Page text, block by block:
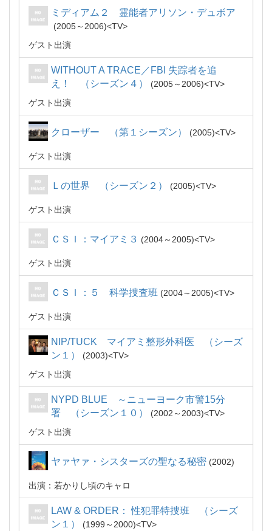
ミディアム２ 霊能者アリソン・デュボア
2005～2006
TV
ゲスト出演
WITHOUT A TRACE／FBI 失踪者を追
え！ （シーズン４）
2005～2006
TV
ゲスト出演
クローザー （第１シーズン） 2005 TV
ゲスト出演
Ｌの世界 （シーズン２） 2005 TV
ゲスト出演
ＣＳＩ：マイアミ３ 2004～2005 TV
ゲスト出演
ＣＳＩ：５ 科学捜査班 2004～2005 TV
ゲスト出演
NIP/TUCK マイアミ整形外科医 （シーズ
ン１）
2003
TV
ゲスト出演
NYPD BLUE ～ニューヨーク市警15分
署 （シーズン１０）
2002～2003
TV
ゲスト出演
ヤァヤァ・シスターズの聖なる秘密 2002
出演：若かりし頃のキャロ
LAW & ORDER： 性犯罪特捜班 （シーズ
ン１）
1999～2000 TV